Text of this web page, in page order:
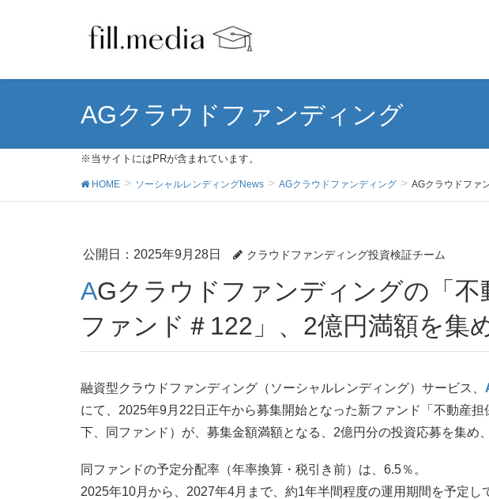
AGクラウドファンディング
※当サイトにはPRが含まれています。
HOME ソーシャルレンディングNews AGクラウドファンディング AGクラウドファ
公開日： 2025年9月28日 クラウドファンディング投資検証チーム
AGクラウドファンディングの「不動産担保ローン
ファンド＃122」、2億円満額を集
融資型クラウドファンディング（ソーシャルレンディング）サービス、
にて、2025年9月22日正午から募集開始となった新ファンド「不動産
下、同ファンド）が、募集金額満額となる、2億円分の投資応募を集め
同ファンドの予定分配率（年率換算・税引き前）は、6.5％。
2025年10月から、2027年4月まで、約1年半間程度の運用期間を予定し